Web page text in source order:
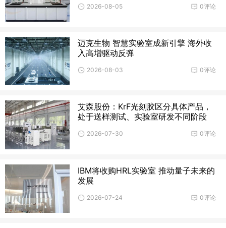
0评论
2026-08-05
迈克生物 智慧实验室成新引擎 海外收
入高增驱动反弹
0评论
2026-08-03
艾森股份：KrF光刻胶区分具体产品，
处于送样测试、实验室研发不同阶段
0评论
2026-07-30
IBM将收购HRL实验室 推动量子未来的
发展
0评论
2026-07-24